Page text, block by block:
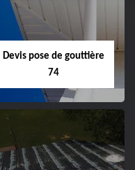
Devis pose de gouttière
74